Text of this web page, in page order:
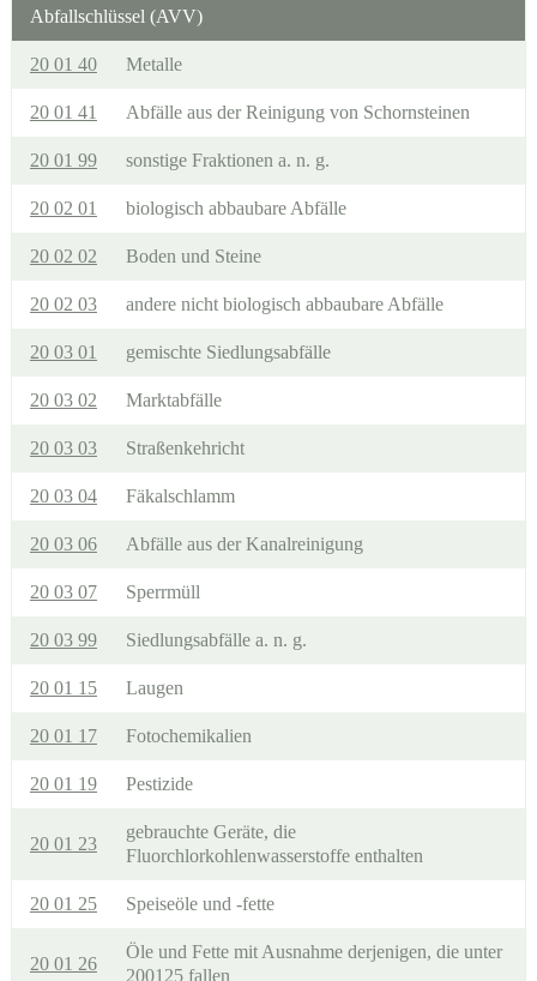
Abfallschlüssel (AVV)
20 01 40 Metalle
20 01 41 Abfälle aus der Reinigung von Schornsteinen
20 01 99 sonstige Fraktionen a. n. g.
20 02 01 biologisch abbaubare Abfälle
20 02 02 Boden und Steine
20 02 03 andere nicht biologisch abbaubare Abfälle
20 03 01 gemischte Siedlungsabfälle
20 03 02 Marktabfälle
20 03 03 Straßenkehricht
20 03 04 Fäkalschlamm
20 03 06 Abfälle aus der Kanalreinigung
20 03 07 Sperrmüll
20 03 99 Siedlungsabfälle a. n. g.
20 01 15 Laugen
20 01 17 Fotochemikalien
20 01 19 Pestizide
20 01 23
gebrauchte Geräte, die
Fluorchlorkohlenwasserstoffe enthalten
20 01 25 Speiseöle und -fette
20 01 26
Öle und Fette mit Ausnahme derjenigen, die unter
200125 fallen